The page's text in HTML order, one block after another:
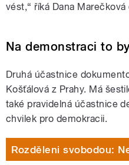
vést,“ říká Dana
Na demonstraci to
Druhá účastnice
Košťálová z Prahy. Má
také pravidelná účastnice
chvilek pro demokracii.
Rozděleni svobodou: